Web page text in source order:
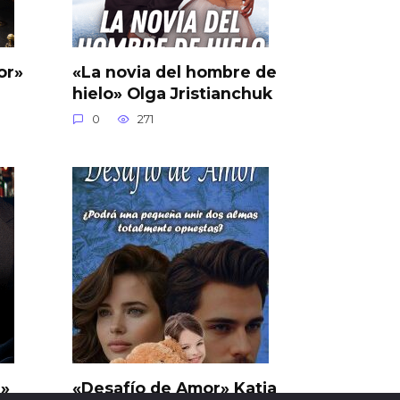
«La novia del hombre de
hielo» Olga Jristianchuk
0 271
«Desafío de Amor» Katia